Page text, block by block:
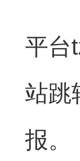
平台
站跳
报。